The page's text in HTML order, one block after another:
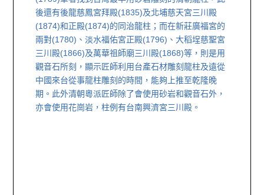
後還有後龍慈鳳宮拜殿(1835)及北埔慈天宮三川殿
(1874)和正殿(1874)的同治龍柱；而在新莊廣福宮的
兩對(1780)、淡水福佑宮正殿(1796)、大稻埕慈聖宮
三川殿(1866)及萬華祖師廟三川殿(1868)等，則是用
觀音石所刻，顯示匠師利用台產石材雕刻龍柱及遠從
中國來台從事龍柱雕刻的時間，能夠上推至乾隆晚
期。此外清朝粵派匠師除了會使用砂岩和觀音石外，
亦會使用花崗岩，柱例有台南興濟宮三川殿。